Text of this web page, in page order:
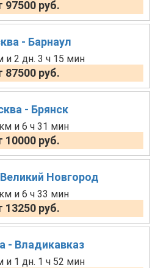
97500 руб.
- Барнаул
и 2 дн. 3 ч 15 мин
87500 руб.
- Брянск
и 6 ч 31 мин
10000 руб.
Новгород
и 6 ч 33 мин
13250 руб.
- Владикавказ
и 1 дн. 1 ч 52 мин